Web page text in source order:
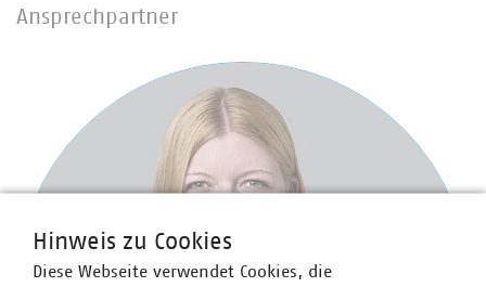
Ansprechpartner
Hinweis zu Cookies
Diese Webseite verwendet Cookies, die